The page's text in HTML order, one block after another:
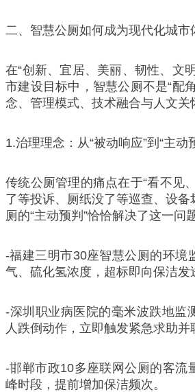
二、智慧公厕如何成为现代化城市
在“创新、宜居、美丽、韧性、文
市建设目标中，智慧公厕不是“配
念、管理模式、技术融合与人文关
1.治理理念：从“被动响应”到“主动
传统公厕管理的痛点在于“看不
了等投诉、厕纸没了等巡查、设备
厕的“主动预判”恰恰解决了这一问
-福建三明市30座智慧公厕的环境
气、硫化氢浓度，超标即向保洁发
-深圳职业病医院的毫米波跌地监
人跌倒动作，立即触发紧急求助并
-邯郸市政10多座联网公厕的客流
峰时段，提前增加保洁频次。